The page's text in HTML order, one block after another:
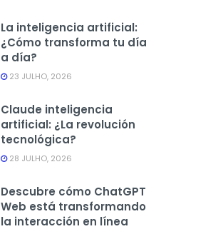
La inteligencia artificial:
¿Cómo transforma tu día
a día?
23 JULHO, 2026
Claude inteligencia
artificial: ¿La revolución
tecnológica?
28 JULHO, 2026
Descubre cómo ChatGPT
Web está transformando
la interacción en línea